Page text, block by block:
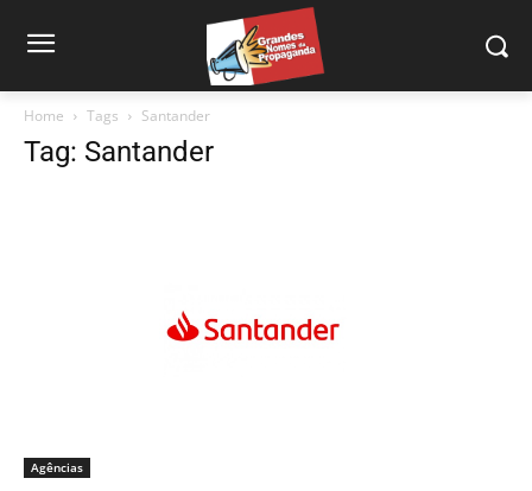
Home Tags Santander
Tag: Santander
Agências